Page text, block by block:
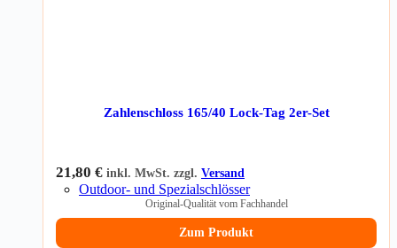
Zahlenschloss 165/40 Lock-Tag 2er-Set
21,80 € inkl. MwSt. zzgl. Versand
Outdoor- und Spezialschlösser
Original-Qualität vom Fachhandel
Zum Produkt